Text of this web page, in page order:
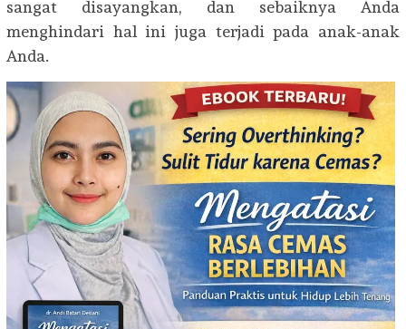
sangat disayangkan, dan sebaiknya Anda
menghindari hal ini juga terjadi pada anak-anak
Anda.